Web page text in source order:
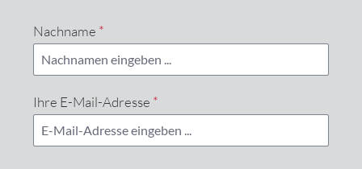
Nachname *
Ihre E-Mail-Adresse *